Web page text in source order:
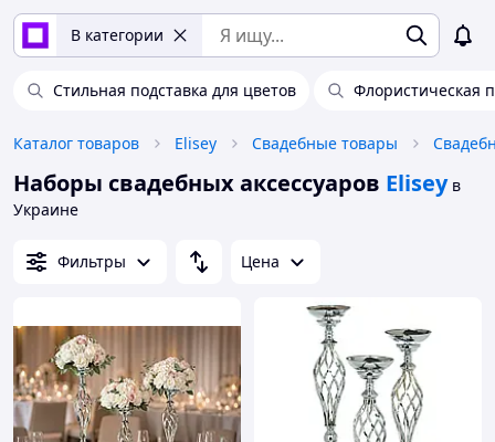
В категории
Стильная подставка для цветов Флористическая
Каталог товаров Elisey Свадебные товары
Наборы свадебных аксессуаров Elisey в
Украине
Фильтры Цена